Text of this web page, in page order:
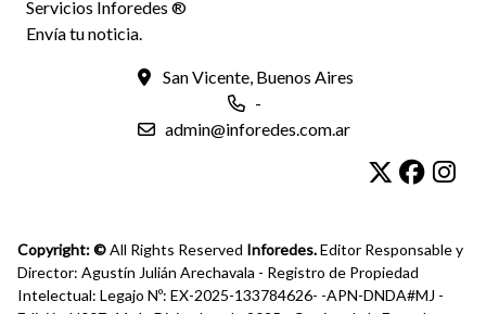
Servicios Inforedes ®
Envía tu noticia.
San Vicente, Buenos Aires
-
admin@inforedes.com.ar
Copyright: ©All Rights Reserved Inforedes.Editor Responsable y
Director: Agustín Julián Arechavala - Registro de Propiedad
Intelectual: Legajo Nº: EX-2025-133784626- -APN-DNDA#MJ -